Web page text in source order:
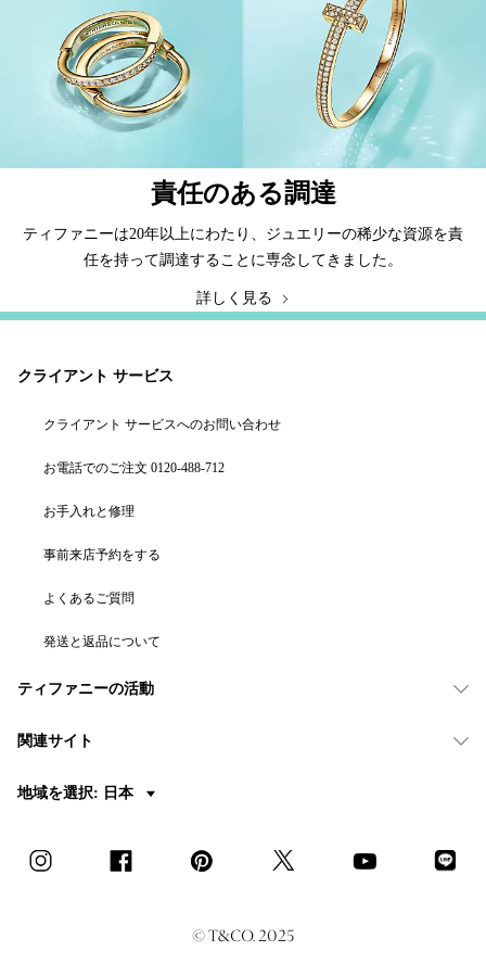
責任のある調達
ティファニーは20年以上にわたり、ジュエリーの稀少な資源を責
任を持って調達することに専念してきました。
詳しく見る
クライアント サービス
クライアント サービスへのお問い合わせ
お電話でのご注文 0120-488-712
お手入れと修理
事前来店予約をする
よくあるご質問
発送と返品について
ティファニーの活動
関連サイト
地域を選択: 日本
© T&CO. 2025